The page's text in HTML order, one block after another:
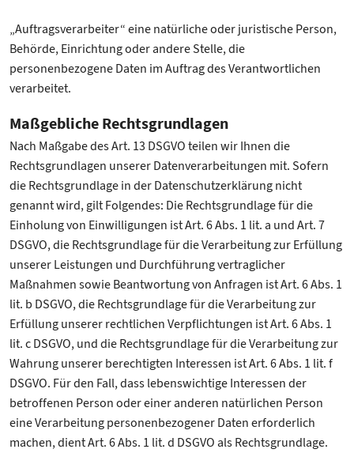
„Auftragsverarbeiter“ eine natürliche oder juristische Person,
Behörde, Einrichtung oder andere Stelle, die
personenbezogene Daten im Auftrag des Verantwortlichen
verarbeitet.
Maßgebliche Rechtsgrundlagen
Nach Maßgabe des Art. 13 DSGVO teilen wir Ihnen die
Rechtsgrundlagen unserer Datenverarbeitungen mit. Sofern
die Rechtsgrundlage in der Datenschutzerklärung nicht
genannt wird, gilt Folgendes: Die Rechtsgrundlage für die
Einholung von Einwilligungen ist Art. 6 Abs. 1 lit. a und Art. 7
DSGVO, die Rechtsgrundlage für die Verarbeitung zur Erfüllung
unserer Leistungen und Durchführung vertraglicher
Maßnahmen sowie Beantwortung von Anfragen ist Art. 6 Abs. 1
lit. b DSGVO, die Rechtsgrundlage für die Verarbeitung zur
Erfüllung unserer rechtlichen Verpflichtungen ist Art. 6 Abs. 1
lit. c DSGVO, und die Rechtsgrundlage für die Verarbeitung zur
Wahrung unserer berechtigten Interessen ist Art. 6 Abs. 1 lit. f
DSGVO. Für den Fall, dass lebenswichtige Interessen der
betroffenen Person oder einer anderen natürlichen Person
eine Verarbeitung personenbezogener Daten erforderlich
machen, dient Art. 6 Abs. 1 lit. d DSGVO als Rechtsgrundlage.